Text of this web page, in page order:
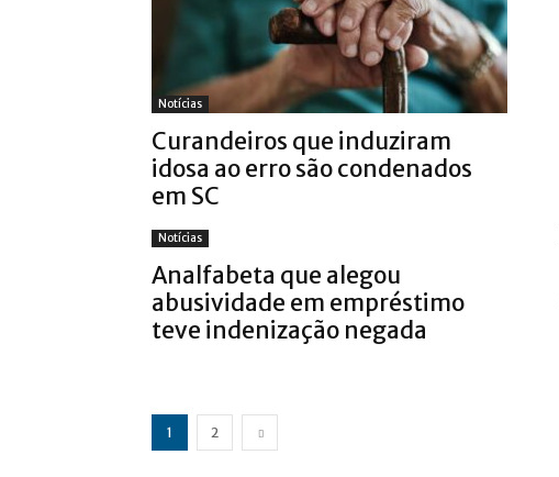
Notícias
Curandeiros que induziram
idosa ao erro são condenados
em SC
Notícias
Analfabeta que alegou
abusividade em empréstimo
teve indenização negada
1 2